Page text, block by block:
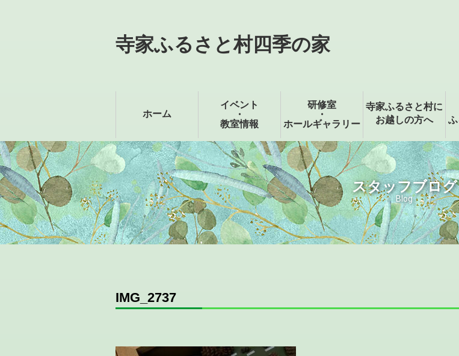
寺家ふるさと村四季の家
ホーム
イベント
・
教室情報
研修室
・
ホールギャラリー
寺家ふるさと村に
お越しの方へ
スタッフブログ
Blog
IMG_2737